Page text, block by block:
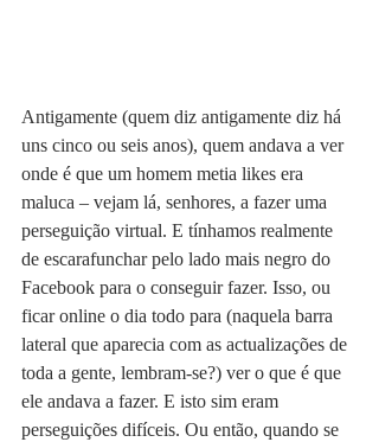
Antigamente (quem diz antigamente diz há
uns cinco ou seis anos), quem andava a ver
onde é que um homem metia likes era
maluca – vejam lá, senhores, a fazer uma
perseguição virtual. E tínhamos realmente
de escarafunchar pelo lado mais negro do
Facebook para o conseguir fazer. Isso, ou
ficar online o dia todo para (naquela barra
lateral que aparecia com as actualizações de
toda a gente, lembram-se?) ver o que é que
ele andava a fazer. E isto sim eram
perseguições difíceis. Ou então, quando se